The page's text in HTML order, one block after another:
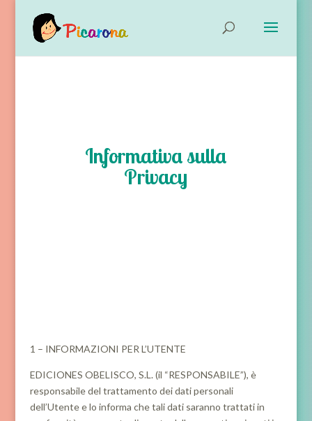
Informativa sulla
Privacy
1 – INFORMAZIONI PER L’UTENTE
EDICIONES OBELISCO, S.L. (il “RESPONSABILE”), è
responsabile del trattamento dei dati personali
dell’Utente e lo informa che tali dati saranno trattati in